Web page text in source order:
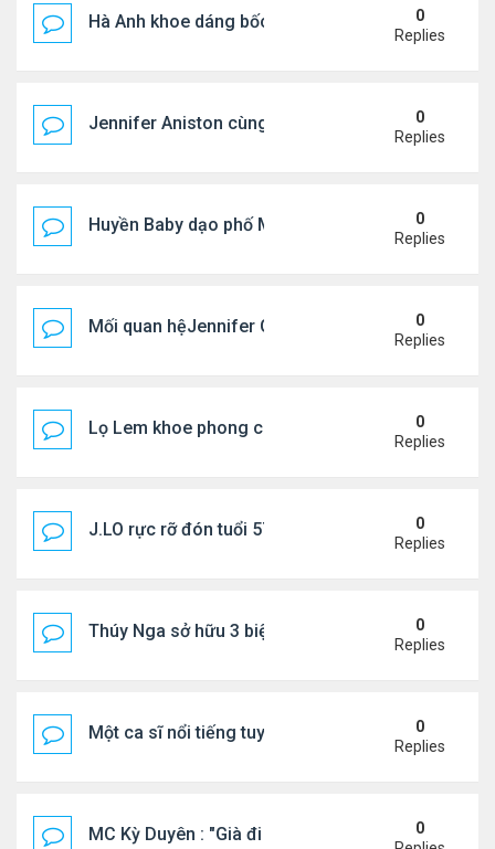
Hà Anh khoe dáng bốc lửa của ở Maldives
0
Replies
Jennifer Aniston cùng bạn trai nghỉ dưỡng trên du
0
Replies
Huyền Baby dạo phố Mỹ
0
Replies
Mối quan hệJennifer Garner và mẹ chồng cũ
0
Replies
Lọ Lem khoe phong cách ở New York
0
Replies
J.LO rực rỡ đón tuổi 57 trên đất Âu
0
Replies
Thúy Nga sở hữu 3 biệt thự triệu USD ở Mỹ
0
Replies
Một ca sĩ nổi tiếng tuyên bố không thu tiền tác
0
Replies
MC Kỳ Duyên : "Già đi cũng là một đặc ân"
0